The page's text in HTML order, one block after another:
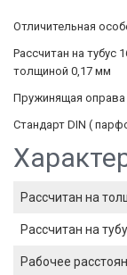
Отличительная
Рассчитан на тубус
толщиной 0,17 мм
Пружинящая оправа
Стандарт DIN (
Рассчитан на
Рассчитан на
Рабочее